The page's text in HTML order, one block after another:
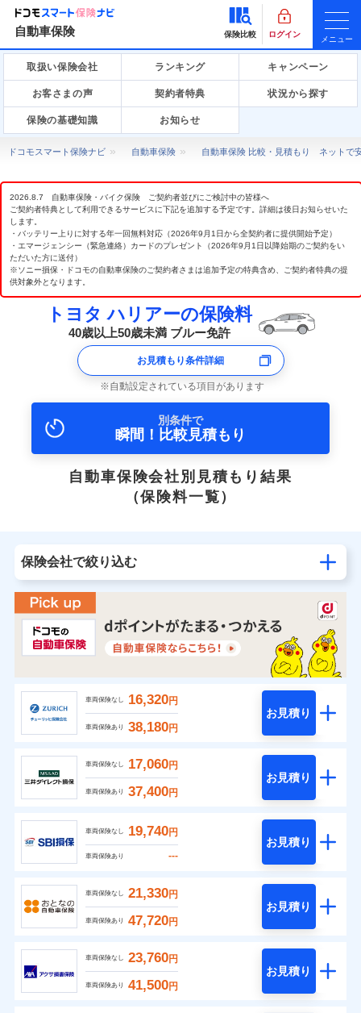
自動車保険 保険比較 ログイン
メニュー
取扱い保険会社 ランキング キャンペーン
お客さまの声 契約者特典 状況から探す
保険の基礎知識 お知らせ
ドコモスマート保険ナビ 自動車保険 自動車保険 比較・見積もり ネットで
2026.8.7 自動車保険・バイク保険 ご契約者並びにご検討中の皆様へ
ご契約者特典として利用できるサービスに下記を追加する予定です。詳細は後日お知らせいた
します。
・バッテリー上りに対する年一回無料対応（2026年9月1日から全契約者に提供開始予定）
・エマージェンシー（緊急連絡）カードのプレゼント（2026年9月1日以降始期のご契約をい
ただいた方に送付）
※ソニー損保・ドコモの自動車保険のご契約者さまは追加予定の特典含め、ご契約者特典の提
供対象外となります。
トヨタ ハリアーの保険料
40歳以上50歳未満 ブルー免許
お見積もり条件詳細
自動設定されている項目があります
別条件で
瞬間！比較見積もり
自動車保険会社別見積もり結果
（保険料一覧）
保険会社で絞り込む
車両保険なし 16,320円
車両保険あり 38,180円
お見積り
車両保険なし 17,060円
車両保険あり 37,400円
お見積り
車両保険なし 19,740円
車両保険あり ---
お見積り
車両保険なし 21,330円
車両保険あり 47,720円
お見積り
車両保険なし 23,760円
車両保険あり 41,500円
お見積り